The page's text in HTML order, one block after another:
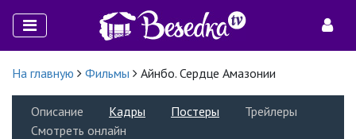
На главную Фильмы Айнбо. Сердце Амазонии
Описание Кадры Постеры
Трейлеры
Смотреть онлайн